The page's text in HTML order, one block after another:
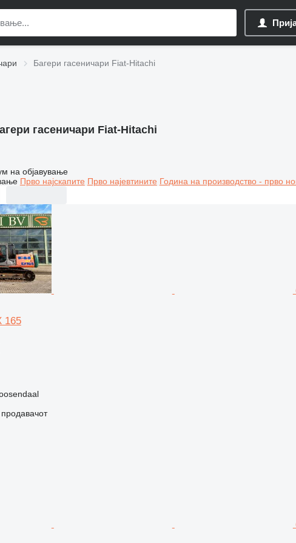
Багери гасеничари Fiat-Hitachi
гасеничари Fiat-Hitachi
на објавување
Прво најскапите Прво најевтините Година на производство - прво
165
продавачот